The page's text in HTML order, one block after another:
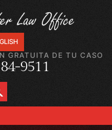
GRATUITA DE TU CASO
9511